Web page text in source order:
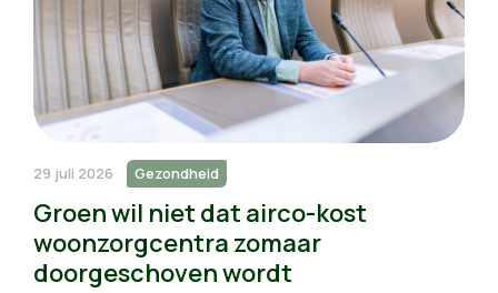
29 juli 2026 Gezondheid
Groen wil niet dat airco-kost
woonzorgcentra zomaar
doorgeschoven wordt